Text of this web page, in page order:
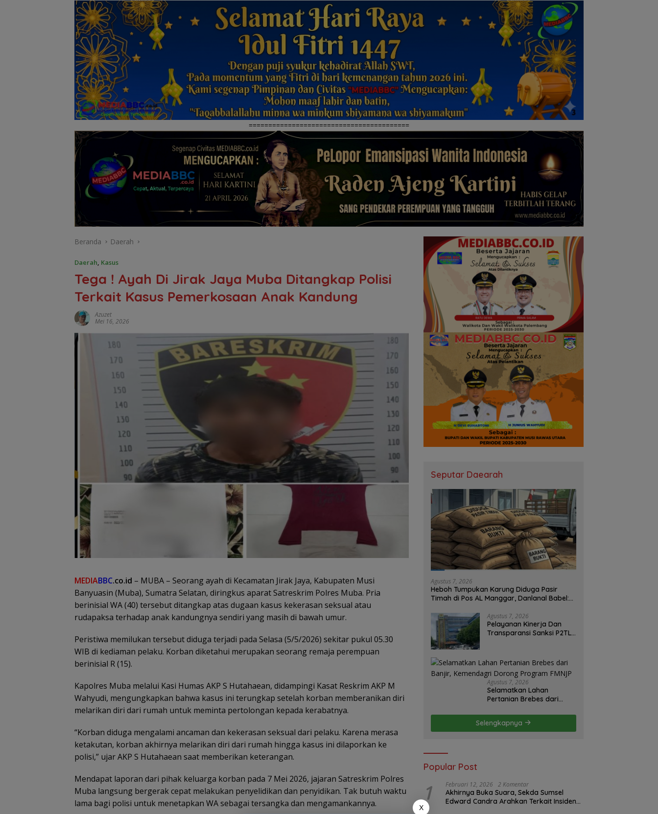
=========================================
Beranda Daerah
Daerah Kasus
Tega ! Ayah Di Jirak Jaya Muba Ditangkap Polisi
Terkait Kasus Pemerkosaan Anak Kandung
Azuzet
Mei 16, 2026
MEDIABBC.co.id – MUBA – Seorang ayah di Kecamatan Jirak Jaya, Kabupaten Musi
Banyuasin (Muba), Sumatra Selatan, diringkus aparat Satreskrim Polres Muba. Pria
berinisial WA (40) tersebut ditangkap atas dugaan kasus kekerasan seksual atau
rudapaksa terhadap anak kandungnya sendiri yang masih di bawah umur.
Peristiwa memilukan tersebut diduga terjadi pada Selasa (5/5/2026) sekitar pukul 05.30
WIB di kediaman pelaku. Korban diketahui merupakan seorang remaja perempuan
berinisial R (15).
Kapolres Muba melalui Kasi Humas AKP S Hutahaean, didampingi Kasat Reskrim AKP M
Wahyudi, mengungkapkan bahwa kasus ini terungkap setelah korban memberanikan diri
melarikan diri dari rumah untuk meminta pertolongan kepada kerabatnya.
“Korban diduga mengalami ancaman dan kekerasan seksual dari pelaku. Karena merasa
ketakutan, korban akhirnya melarikan diri dari rumah hingga kasus ini dilaporkan ke
polisi,” ujar AKP S Hutahaean saat memberikan keterangan.
Mendapat laporan dari pihak keluarga korban pada 7 Mei 2026, jajaran Satreskrim Polres
Muba langsung bergerak cepat melakukan penyelidikan dan penyidikan. Tak butuh waktu
lama bagi polisi untuk menetapkan WA sebagai tersangka dan mengamankannya.
Seputar Daearah
Agustus 7, 2026
Heboh Tumpukan Karung Diduga Pasir
Timah di Pos AL Manggar, Danlanal Babel:
Agustus 7, 2026
Pelayanan Kinerja Dan
Transparansi Sanksi P2TL
S2JB Terkesan Tutup Mata
Agustus 7, 2026
Selamatkan Lahan
Pertanian Brebes dari
Dorong Program FMNJP
Selengkapnya
Popular Post
1 Februari 12, 2026 2 Komentar
Akhirnya Buka Suara, Sekda Sumsel
Edward Candra Arahkan Terkait Insiden
X